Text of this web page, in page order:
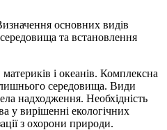
основних видів
та встановлення
і океанів. Комплексна
середовища. Види
надходження. Необхідність
у вирішенні екологічних
з охорони природи.